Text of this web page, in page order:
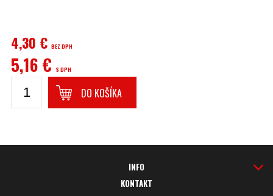
4,30 € BEZ DPH
5,16 € S DPH
DO KOŠÍKA
INFO
KONTAKT